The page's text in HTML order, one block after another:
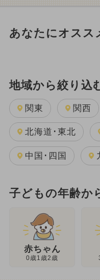
あなたにオスス
地域から絞り込
関東 関西
北海道･東北
中国･四国
子どもの年齢か
赤ちゃん
0歳1歳2歳